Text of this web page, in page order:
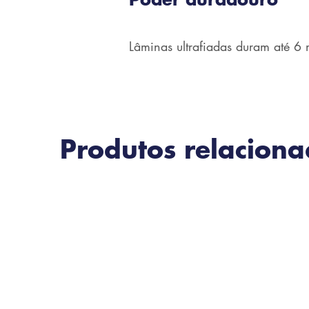
Lâminas ultrafiadas duram até 6
Produtos